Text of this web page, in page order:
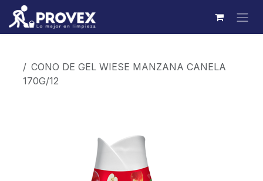
Ir al contenido
CONO DE GEL WIESE MANZANA CANELA
170G/12